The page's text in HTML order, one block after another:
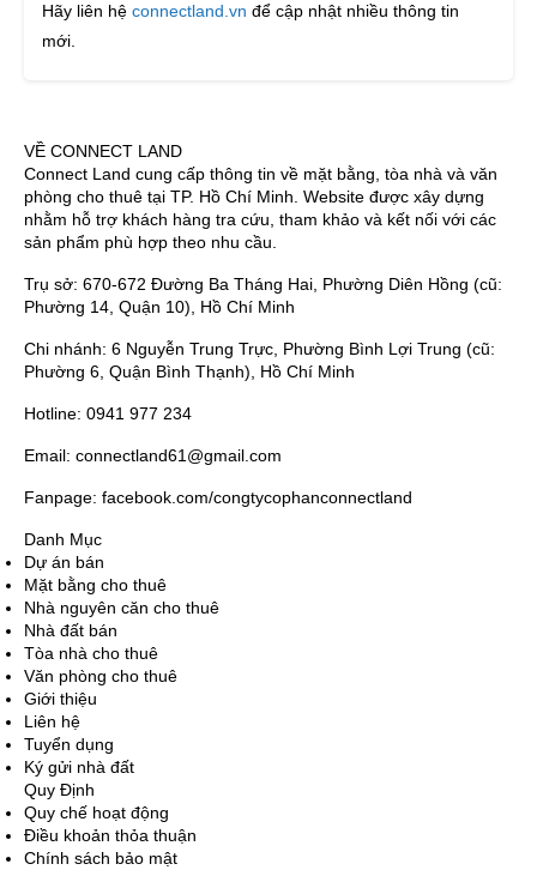
Hãy liên hệ connectland.vn để cập nhật nhiều thông tin
mới.
VỀ CONNECT LAND
Connect Land cung cấp thông tin về mặt bằng, tòa nhà và văn
phòng cho thuê tại TP. Hồ Chí Minh. Website được xây dựng
nhằm hỗ trợ khách hàng tra cứu, tham khảo và kết nối với các
sản phẩm phù hợp theo nhu cầu.
Trụ sở: 670-672 Đường Ba Tháng Hai, Phường Diên Hồng (cũ:
Phường 14, Quận 10), Hồ Chí Minh
Chi nhánh: 6 Nguyễn Trung Trực, Phường Bình Lợi Trung (cũ:
Phường 6, Quận Bình Thạnh), Hồ Chí Minh
Hotline: 0941 977 234
Email: connectland61@gmail.com
Fanpage: facebook.com/congtycophanconnectland
Danh Mục
Dự án bán
Mặt bằng cho thuê
Nhà nguyên căn cho thuê
Nhà đất bán
Tòa nhà cho thuê
Văn phòng cho thuê
Giới thiệu
Liên hệ
Tuyển dụng
Ký gửi nhà đất
Quy Định
Quy chế hoạt động
Điều khoản thỏa thuận
Chính sách bảo mật